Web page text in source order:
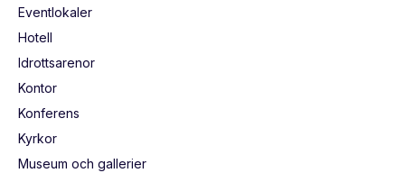
Eventlokaler
Hotell
Idrottsarenor
Kontor
Konferens
Kyrkor
Museum och gallerier